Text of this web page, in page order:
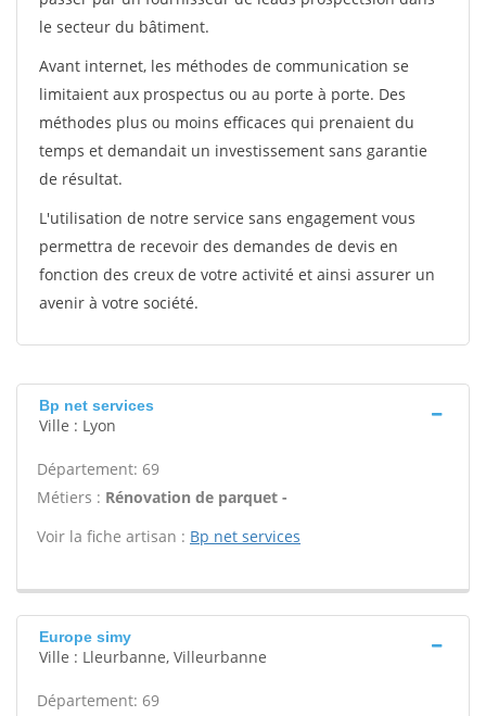
le secteur du bâtiment.
Avant internet, les méthodes de communication se
limitaient aux prospectus ou au porte à porte. Des
méthodes plus ou moins efficaces qui prenaient du
temps et demandait un investissement sans garantie
de résultat.
L'utilisation de notre service sans engagement vous
permettra de recevoir des demandes de devis en
fonction des creux de votre activité et ainsi assurer un
avenir à votre société.
Bp net services
Ville : Lyon
Département: 69
Métiers : Rénovation de parquet -
Voir la fiche artisan : Bp net services
Europe simy
Ville : Lleurbanne, Villeurbanne
Département: 69